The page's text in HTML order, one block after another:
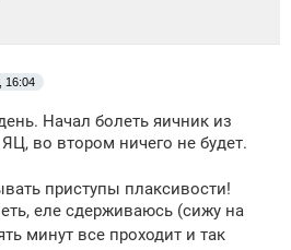
16:04
Начал болеть яичник из
ЯЦ, во втором ничего не будет.
приступы плаксивости!
еле сдерживаюсь (сижу на
минут все проходит и так